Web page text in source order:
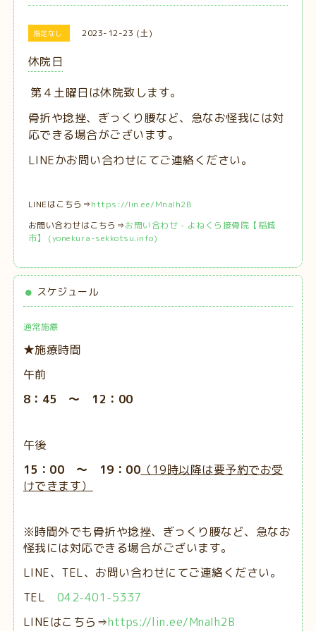
指定なし 2023-12-23 (土)
休院日
第４土曜日は休院致します。
骨折や捻挫、ぎっくり腰など、急なお怪我には対
応できる場合がございます。
LINEかお問い合わせにてご連絡ください。
LINEはこちら⇒https://lin.ee/MnaIh2B
お問い合わせはこちら⇒お問い合わせ - よねくら接骨院【稲城
市】 (yonekura-sekkotsu.info)
スケジュール
通常施療
★施療時間
午前
8：45 ～ 12：00
午後
15：00 ～ 19：00 （19時以降は要予約でお受
けできます）
※時間外でも骨折や捻挫、ぎっくり腰など、急なお
怪我には対応できる場合がございます。
LINE、TEL、お問い合わせにてご連絡ください。
TEL 042-401-5337
LINEはこちら⇒https://lin.ee/MnaIh2B